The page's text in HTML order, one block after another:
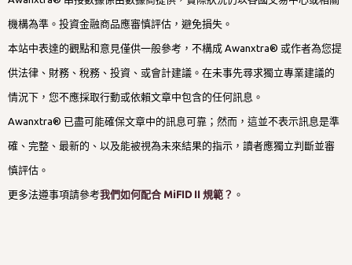
機構為準。投資金融商品應審慎評估，避免損失。
本站中表達的觀點和意見僅供一般參考，不構成 Awanxtra® 或作者為您提
供法律、財務、稅務、投資、或會計建議。在未事先尋求獨立專業建議的
情況下，您不應採取行動或依賴文章中包含的任何訊息。
Awanxtra® 已盡可能確保文章中的訊息可靠；然而，這並不表示訊息是準
確、完整、最新的、以及能被視為未來結果的指示，讀者應獨立判斷並審
慎評估。
更多法遵事項請參考我們如何配合 MiFID II 規範？ 。